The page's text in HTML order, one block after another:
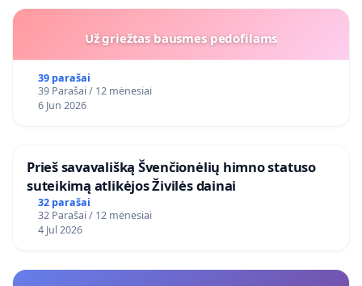
Už griežtas bausmes pedofilams
39 parašai
39 Parašai / 12 mėnesiai
6 Jun 2026
​Prieš savavališką Švenčionėlių himno statuso
suteikimą atlikėjos Živilės dainai
32 parašai
32 Parašai / 12 mėnesiai
4 Jul 2026